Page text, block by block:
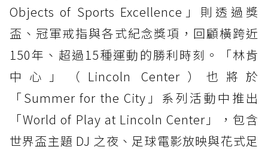
Objects of Sports Excellence」則透過獎
盃、冠軍戒指與各式紀念獎項，回顧橫跨近
150年、超過15種運動的勝利時刻。「林肯
中心」（Lincoln Center）也將於
「Summer for the City」系列活動中推出
「World of Play at Lincoln Center」，包含
世界盃主題 DJ 之夜、足球電影放映與花式足